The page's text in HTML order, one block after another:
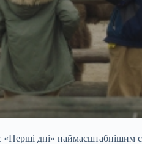
дні» наймасштабнішим